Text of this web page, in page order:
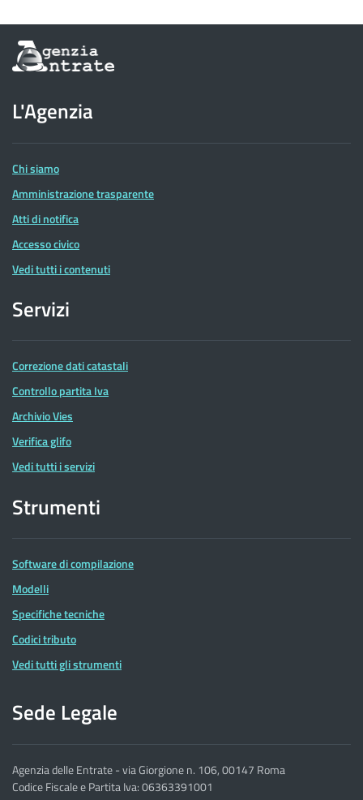
Informazioni
sul
dell'Agenzia
delle
Entrate
L'Agenzia
Chi siamo
Amministrazione trasparente
Atti di notifica
Accesso civico
Vedi tutti i contenuti
Servizi
Correzione dati catastali
Controllo partita Iva
Archivio Vies
Verifica glifo
Vedi tutti i servizi
Strumenti
Software di compilazione
Modelli
Specifiche tecniche
Codici tributo
Vedi tutti gli strumenti
Sede Legale
Agenzia delle Entrate - via Giorgione n. 106, 00147 Roma
Codice Fiscale e Partita Iva: 06363391001